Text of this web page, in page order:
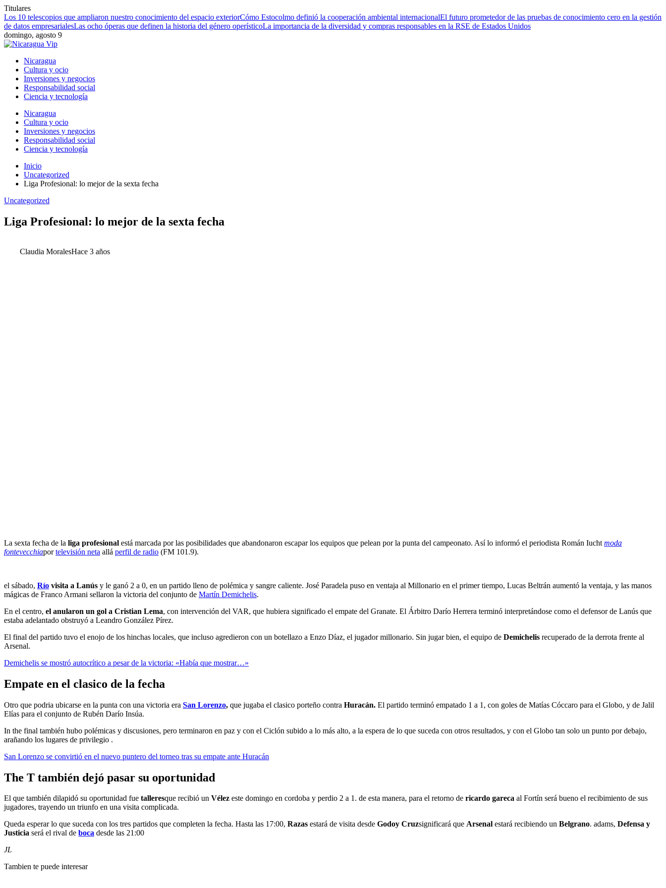
Titulares
Los 10 telescopios que ampliaron nuestro conocimiento del espacio exteriorCómo Estocolmo definió la cooperación ambiental internacionalEl futuro prometedor de las pruebas de conocimiento cero en la gestión
de datos empresarialesLas ocho óperas que definen la historia del género operísticoLa importancia de la diversidad y compras responsables en la RSE de Estados Unidos
domingo, agosto 9
Nicaragua
Cultura y ocio
Inversiones y negocios
Responsabilidad social
Ciencia y tecnología
Nicaragua
Cultura y ocio
Inversiones y negocios
Responsabilidad social
Ciencia y tecnología
Inicio
Uncategorized
Liga Profesional: lo mejor de la sexta fecha
Uncategorized
Liga Profesional: lo mejor de la sexta fecha
Claudia MoralesHace 3 años
La sexta fecha de la liga profesional está marcada por las posibilidades que abandonaron escapar los equipos que pelean por la punta del campeonato. Así lo informó el periodista Román Iucht moda
fontevecchiaportelevisión neta allá perfil de radio (FM 101.9).
el sábado, Río visita a Lanús y le ganó 2 a 0, en un partido lleno de polémica y sangre caliente. José Paradela puso en ventaja al Millonario en el primer tiempo, Lucas Beltrán aumentó la ventaja, y las manos
mágicas de Franco Armani sellaron la victoria del conjunto de Martín Demichelis.
En el centro, el anularon un gol a Cristian Lema, con intervención del VAR, que hubiera significado el empate del Granate. El Árbitro Darío Herrera terminó interpretándose como el defensor de Lanús que
estaba adelantado obstruyó a Leandro González Pírez.
El final del partido tuvo el enojo de los hinchas locales, que incluso agredieron con un botellazo a Enzo Díaz, el jugador millonario. Sin jugar bien, el equipo de Demichelis recuperado de la derrota frente al
Arsenal.
Demichelis se mostró autocrítico a pesar de la victoria: «Había que mostrar…»
Empate en el clasico de la fecha
Otro que podria ubicarse en la punta con una victoria era San Lorenzo, que jugaba el clasico porteño contra Huracán. El partido terminó empatado 1 a 1, con goles de Matías Cóccaro para el Globo, y de Jalil
Elías para el conjunto de Rubén Darío Insúa.
In the final también hubo polémicas y discusiones, pero terminaron en paz y con el Ciclón subido a lo más alto, a la espera de lo que suceda con otros resultados, y con el Globo tan solo un punto por debajo,
arañando los lugares de privilegio .
San Lorenzo se convirtió en el nuevo puntero del torneo tras su empate ante Huracán
The T también dejó pasar su oportunidad
El que también dilapidó su oportunidad fue talleresque recibió un Vélez este domingo en cordoba y perdio 2 a 1. de esta manera, para el retorno de ricardo gareca al Fortín será bueno el recibimiento de sus
jugadores, trayendo un triunfo en una visita complicada.
Queda esperar lo que suceda con los tres partidos que completen la fecha. Hasta las 17:00, Razas estará de visita desde Godoy Cruzsignificará que Arsenal estará recibiendo un Belgrano. adams, Defensa y
Justicia será el rival de boca desde las 21:00
JL
Tambien te puede interesar